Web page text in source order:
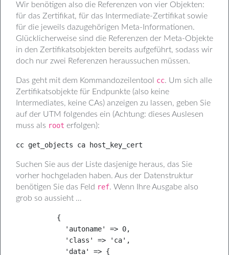
Wir benötigen also die Referenzen von vier Objekten:
für das Zertifikat, für das Intermediate-Zertifikat sowie
für die jeweils dazugehörigen Meta-Informationen.
Glücklicherweise sind die Referenzen der Meta-Objekte
in den Zertifikatsobjekten bereits aufgeführt, sodass wir
doch nur zwei Referenzen heraussuchen müssen.
Das geht mit dem Kommandozeilentool cc. Um sich alle
Zertifikatsobjekte für Endpunkte (also keine
Intermediates, keine CAs) anzeigen zu lassen, geben Sie
auf der UTM folgendes ein (Achtung: dieses Auslesen
muss als root erfolgen):
cc get_objects ca host_key_cert
Suchen Sie aus der Liste dasjenige heraus, das Sie
vorher hochgeladen haben. Aus der Datenstruktur
benötigen Sie das Feld ref. Wenn Ihre Ausgabe also
grob so aussieht …
          {
            'autoname' => 0,
            'class' => 'ca',
            'data' => {